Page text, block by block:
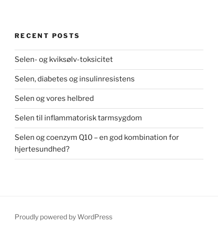
RECENT POSTS
Selen- og kviksølv-toksicitet
Selen, diabetes og insulinresistens
Selen og vores helbred
Selen til inflammatorisk tarmsygdom
Selen og coenzym Q10 – en god kombination for
hjertesundhed?
Proudly powered by WordPress